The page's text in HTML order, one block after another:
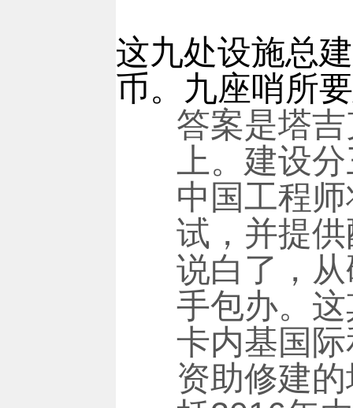
这九处设施总
币。九座哨所
答案是塔
上。建设
中国工程
试，并提
说白了，
手包办。
卡内基国
资助修建